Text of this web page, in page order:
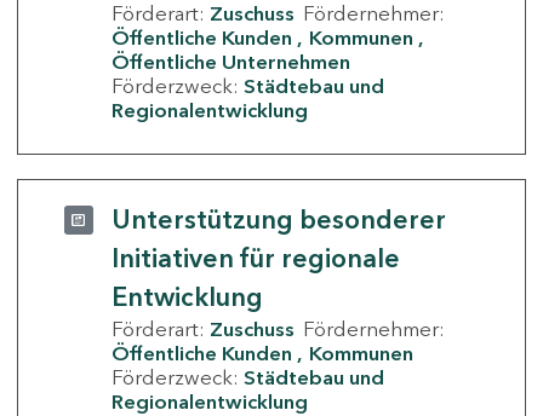
Förderart: Zuschuss Fördernehmer:
Öffentliche Kunden
Kommunen
Öffentliche Unternehmen
Förderzweck: Städtebau und
Regionalentwicklung
Unterstützung besonderer
Initiativen für regionale
Entwicklung
Förderart: Zuschuss Fördernehmer:
Öffentliche Kunden
Kommunen
Förderzweck: Städtebau und
Regionalentwicklung